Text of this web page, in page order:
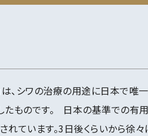
は、シワの治療の用途に日本で唯
たものです。 日本の基準での有
れています。3日後くらいから徐